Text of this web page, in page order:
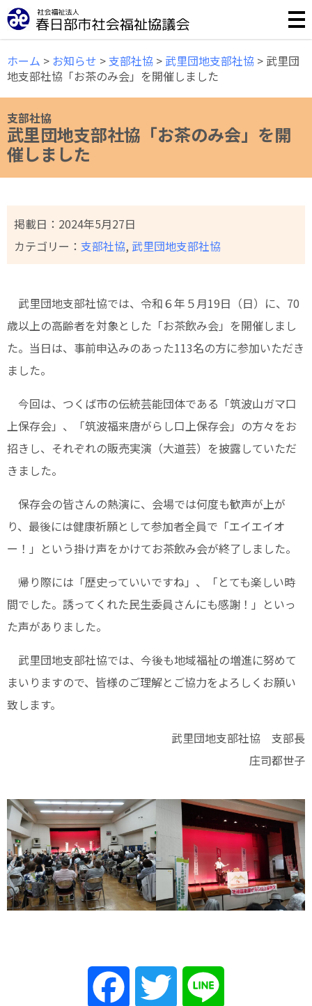
誰もが安心して暮らせる福祉のまちづくりのために様々な
ホーム > お知らせ > 支部社協 > 武里団地支部社協 > 武里団
地支部社協「お茶のみ会」を開催しました
支部社協
武里団地支部社協「お茶のみ会」を開
催しました
掲載日： 2024年5月27日
カテゴリー： 支部社協, 武里団地支部社協
武里団地支部社協では、令和６年５月19日（日）に、70
歳以上の高齢者を対象とした「お茶飲み会」を開催しまし
た。当日は、事前申込みのあった113名の方に参加いただき
ました。
今回は、つくば市の伝統芸能団体である「筑波山ガマ口
上保存会」、「筑波福来唐がらし口上保存会」の方々をお
招きし、それぞれの販売実演（大道芸）を披露していただ
きました。
保存会の皆さんの熱演に、会場では何度も歓声が上が
り、最後には健康祈願として参加者全員で「エイエイオ
ー！」という掛け声をかけてお茶飲み会が終了しました。
帰り際には「歴史っていいですね」、「とても楽しい時
間でした。誘ってくれた民生委員さんにも感謝！」といっ
た声がありました。
武里団地支部社協では、今後も地域福祉の増進に努めて
まいりますので、皆様のご理解とご協力をよろしくお願い
致します。
武里団地支部社協 支部長
庄司都世子
Facebook Twitter